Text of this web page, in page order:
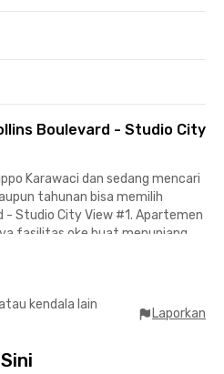
Boulevard - Studio City
Karawaci dan sedang mencari
tahunan bisa memilih
- Studio City View #1. Apartemen
fasilitas oke buat menunjang
dengan TV, AC, kamar
water heater, kitchen set, kulkas,
dan kesan lapang pada
kendala lain
Laporkan